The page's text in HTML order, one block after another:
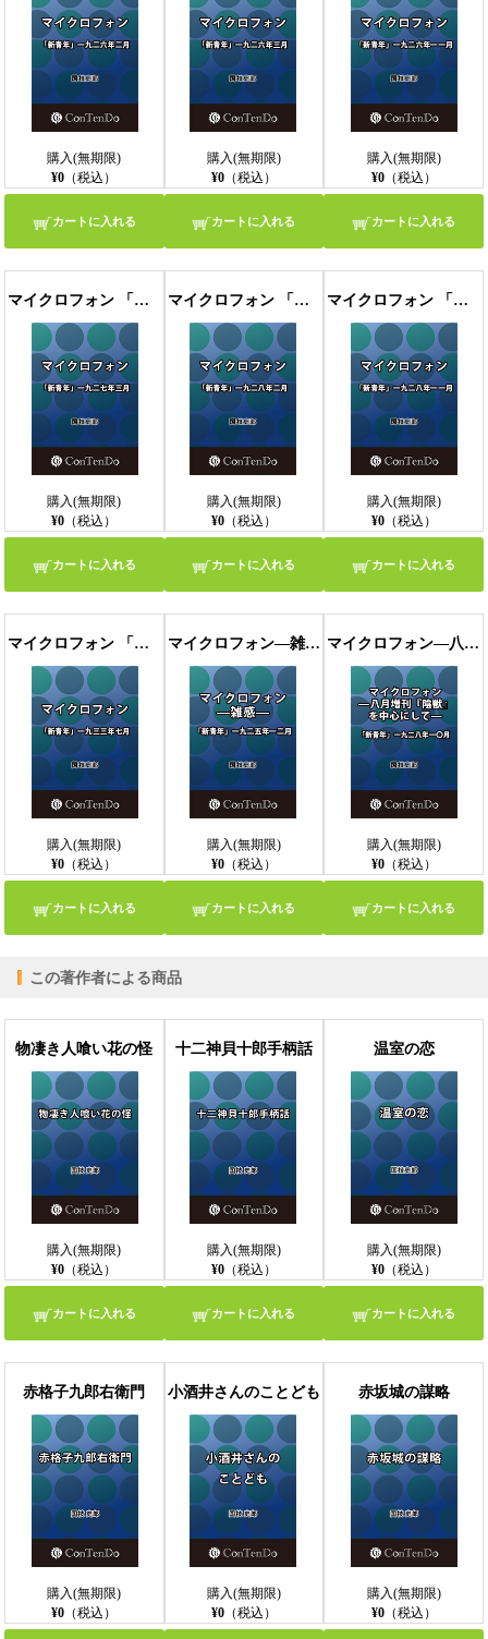
購入(無期限)
¥0 （税込）
カートに入れる
購入(無期限)
¥0（税込）
カートに入れる
購入(無期限)
¥0（税込）
カートに入れる
マイクロフォン 「新青年」一九二七年三月
購入(無期限)
¥0 （税込）
カートに入れる
マイクロフォン 「新青年」一九二八年二月
購入(無期限)
¥0（税込）
カートに入れる
マイクロフォン 「新青年」一九二八年一一月
購入(無期限)
¥0（税込）
カートに入れる
マイクロフォン 「新青年」一九三三年七月
購入(無期限)
¥0 （税込）
カートに入れる
マイクロフォン―雑感― 「新青年」一九二五年一二月
購入(無期限)
¥0（税込）
カートに入れる
マイクロフォン―八月増刊『陰獣』を中心にして― 「新青年」一九二八年一〇月
購入(無期限)
¥0（税込）
カートに入れる
この著作者による商品
物凄き人喰い花の怪
購入(無期限)
¥0 （税込）
カートに入れる
十二神貝十郎手柄話
購入(無期限)
¥0（税込）
カートに入れる
温室の恋
購入(無期限)
¥0（税込）
カートに入れる
赤格子九郎右衛門
購入(無期限)
¥0 （税込）
小酒井さんのことども
購入(無期限)
¥0（税込）
赤坂城の謀略
購入(無期限)
¥0（税込）